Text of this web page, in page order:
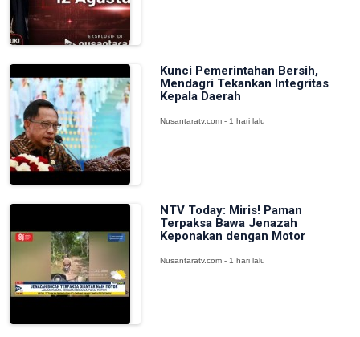
Kunci Pemerintahan Bersih,
Mendagri Tekankan Integritas
Kepala Daerah
Nusantaratv.com - 1 hari lalu
NTV Today: Miris! Paman
Terpaksa Bawa Jenazah
Keponakan dengan Motor
Nusantaratv.com - 1 hari lalu